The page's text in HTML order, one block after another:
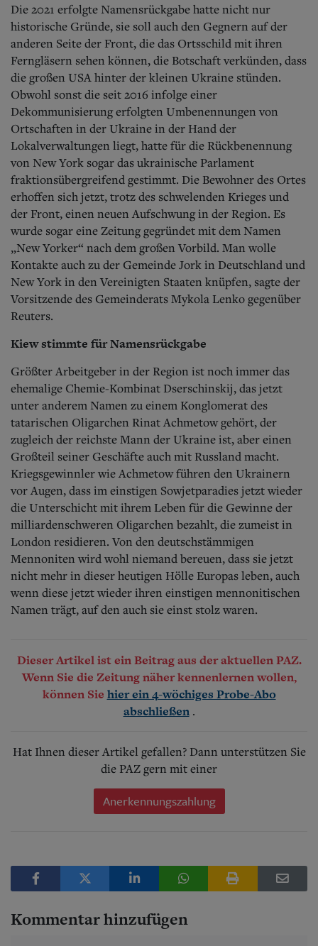
Die 2021 erfolgte Namensrückgabe hatte nicht nur
historische Gründe, sie soll auch den Gegnern auf der
anderen Seite der Front, die das Ortsschild mit ihren
Ferngläsern sehen können, die Botschaft verkünden, dass
die großen USA hinter der kleinen Ukraine stünden.
Obwohl sonst die seit 2016 infolge einer
Dekommunisierung erfolgten Umbenennungen von
Ortschaften in der Ukraine in der Hand der
Lokalverwaltungen liegt, hatte für die Rückbenennung
von New York sogar das ukrainische Parlament
fraktionsübergreifend gestimmt. Die Bewohner des Ortes
erhoffen sich jetzt, trotz des schwelenden Krieges und
der Front, einen neuen Aufschwung in der Region. Es
wurde sogar eine Zeitung gegründet mit dem Namen
„New Yorker“ nach dem großen Vorbild. Man wolle
Kontakte auch zu der Gemeinde Jork in Deutschland und
New York in den Vereinigten Staaten knüpfen, sagte der
Vorsitzende des Gemeinderats Mykola Lenko gegenüber
Reuters.
Kiew stimmte für Namensrückgabe
Größter Arbeitgeber in der Region ist noch immer das
ehemalige Chemie-Kombinat Dserschinskij, das jetzt
unter anderem Namen zu einem Konglomerat des
tatarischen Oligarchen Rinat Achmetow gehört, der
zugleich der reichste Mann der Ukraine ist, aber einen
Großteil seiner Geschäfte auch mit Russland macht.
Kriegsgewinnler wie Achmetow führen den Ukrainern
vor Augen, dass im einstigen Sowjetparadies jetzt wieder
die Unterschicht mit ihrem Leben für die Gewinne der
milliardenschweren Oligarchen bezahlt, die zumeist in
London residieren. Von den deutschstämmigen
Mennoniten wird wohl niemand bereuen, dass sie jetzt
nicht mehr in dieser heutigen Hölle Europas leben, auch
wenn diese jetzt wieder ihren einstigen mennonitischen
Namen trägt, auf den auch sie einst stolz waren.
Dieser Artikel ist ein Beitrag aus der aktuellen PAZ.
Wenn Sie die Zeitung näher kennenlernen wollen,
können Sie hier ein 4-wöchiges Probe-Abo
abschließen .
Hat Ihnen dieser Artikel gefallen? Dann unterstützen Sie
die PAZ gern mit einer
Anerkennungszahlung
Kommentar hinzufügen